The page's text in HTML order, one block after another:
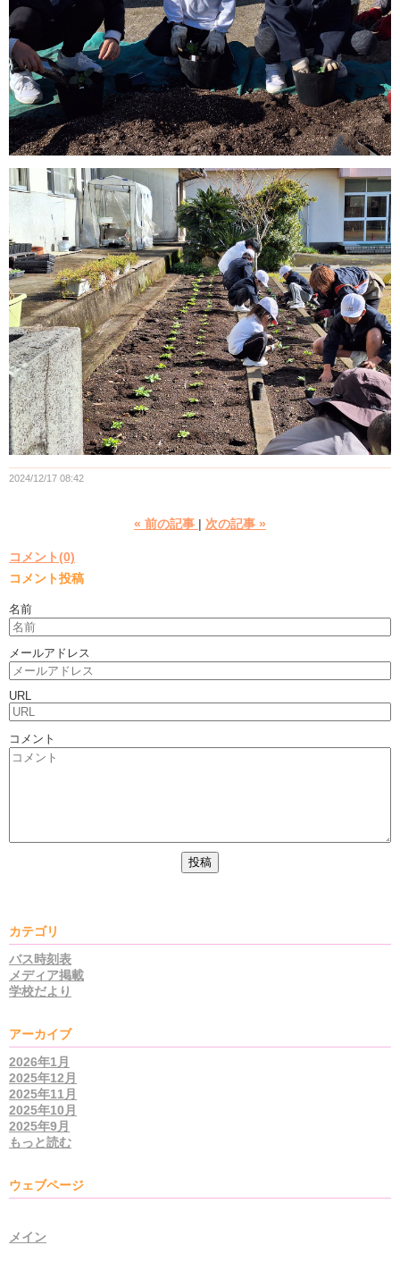
2024/12/17 08:42
« 前の記事 次の記事 »
コメント(0)
コメント投稿
名前
メールアドレス
URL
コメント
カテゴリ
バス時刻表
メディア掲載
学校だより
アーカイブ
2026年1月
2025年12月
2025年11月
2025年10月
2025年9月
もっと読む
ウェブページ
メイン